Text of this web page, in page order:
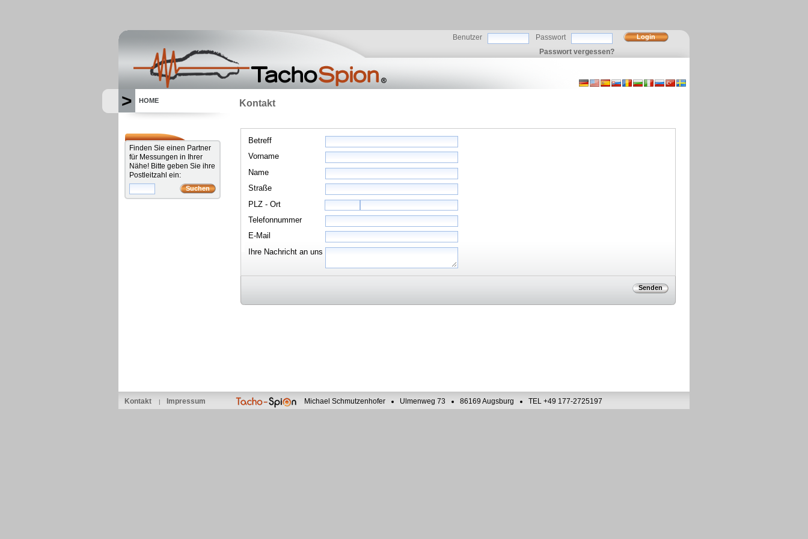
Benutzer
Passwort
Passwort vergessen?
Kontakt
Betreff
Vorname
Name
Straße
PLZ - Ort
Telefonnummer
E-Mail
Ihre Nachricht an uns
> HOME
Finden Sie einen Partner
für Messungen in Ihrer
Nähe! Bitte geben Sie ihre
Postleitzahl ein:
Kontakt | Impressum Michael Schmutzenhofer Ulmenweg 73 86169 Augsburg TEL +49 177-2725197